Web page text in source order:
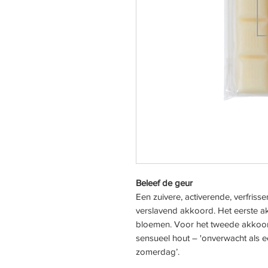
Beleef de geur
Een zuivere, activerende,
verslavend akkoord. Het eerste
bloemen. Voor het tweede
sensueel hout – 'onverwacht als
zomerdag’.